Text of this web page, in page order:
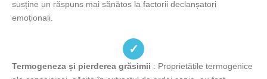
susține un răspuns mai sănătos la factorii declanșatori
emoționali.
✓
Termogeneza și pierderea grăsimii : Proprietățile termogenice